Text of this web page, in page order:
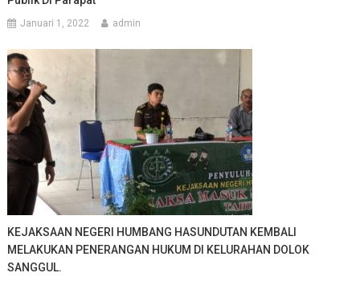
Januari 1, 2022 admin
KEJAKSAAN NEGERI HUMBANG HASUNDUTAN KEMBALI
MELAKUKAN PENERANGAN HUKUM DI KELURAHAN DOLOK
SANGGUL.